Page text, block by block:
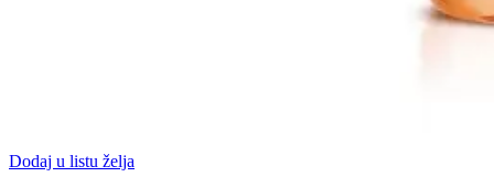
Dodaj u listu želja